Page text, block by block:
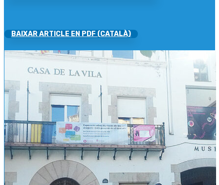
BAIXAR ARTICLE EN PDF (CATALÀ)